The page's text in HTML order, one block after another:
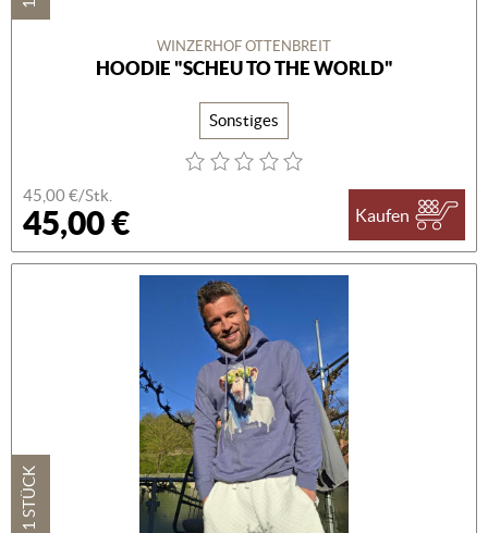
WINZERHOF OTTENBREIT
HOODIE "SCHEU TO THE WORLD"
Sonstiges
45,00 €/Stk.
45,00 € Kaufen
1 STÜCK